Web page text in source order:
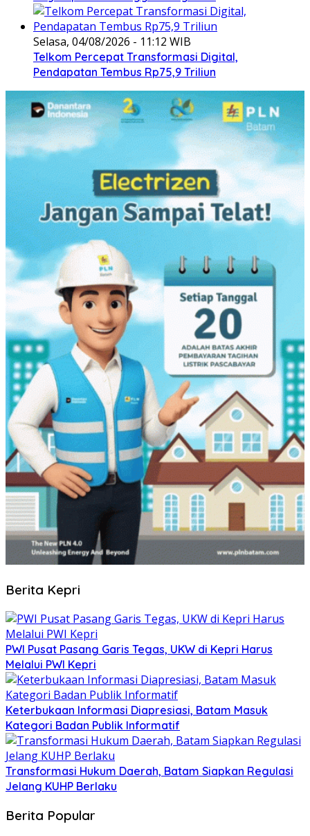
Selasa, 04/08/2026 - 11:12 WIB
Telkom Percepat Transformasi Digital,
Pendapatan Tembus Rp75,9 Triliun
Berita Kepri
PWI Pusat Pasang Garis Tegas, UKW di Kepri Harus
Melalui PWI Kepri
Keterbukaan Informasi Diapresiasi, Batam Masuk
Kategori Badan Publik Informatif
Transformasi Hukum Daerah, Batam Siapkan Regulasi
Jelang KUHP Berlaku
Berita Popular